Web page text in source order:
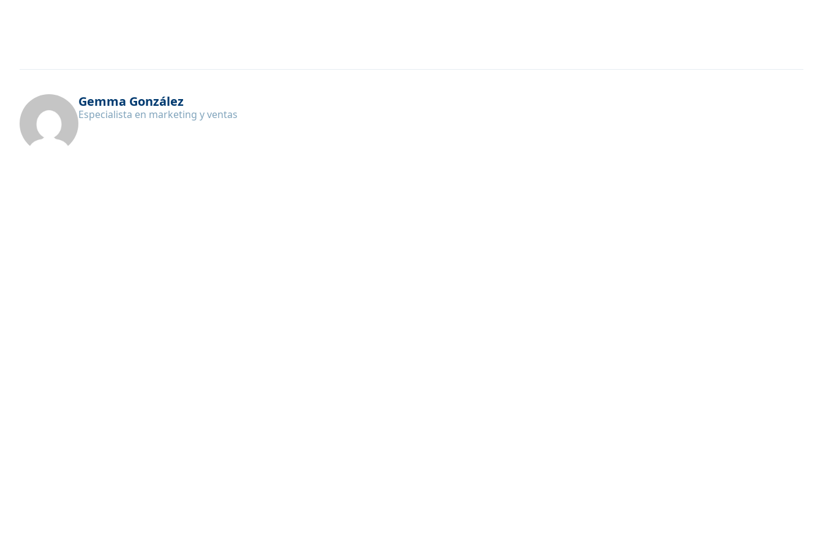
Gemma González
Especialista en marketing y ventas